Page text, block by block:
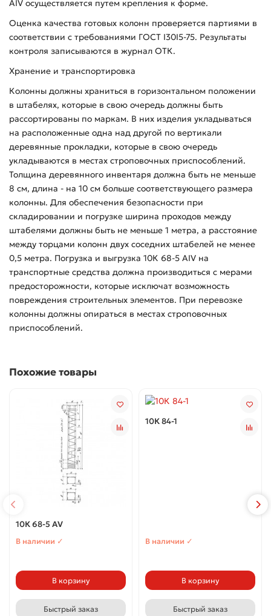
АIV осуществляется путем крепления к форме.
Оценка качества готовых колонн проверяется партиями в
соответствии с требованиями ГОСТ I30I5-75. Результаты
контроля записываются в журнал ОТК.
Хранение и транспортировка
Колонны должны храниться в горизонтальном положении
в штабелях, которые в свою очередь должны быть
рассортированы по маркам. В них изделия укладываться
на расположенные одна над другой по вертикали
деревянные прокладки, которые в свою очередь
укладываются в местах строповочных приспособлений.
Толщина деревянного инвентаря должна быть не меньше
8 см, длина - на 10 см больше соответствующего размера
колонны. Для обеспечения безопасности при
складировании и погрузке ширина проходов между
штабелями должны быть не меньше 1 метра, а расстояние
между торцами колонн двух соседних штабелей не менее
0,5 метра. Погрузка и выгрузка 10К 68-5 АIV на
транспортные средства должна производиться с мерами
предосторожности, которые исключат возможность
повреждения строительных элементов. При перевозке
колонны должны опираться в местах строповочных
приспособлений.
Похожие товары
10К 68-5 АV
В наличии ✓
В корзину
Быстрый заказ
10К 84-1
В наличии ✓
В корзину
Быстрый заказ